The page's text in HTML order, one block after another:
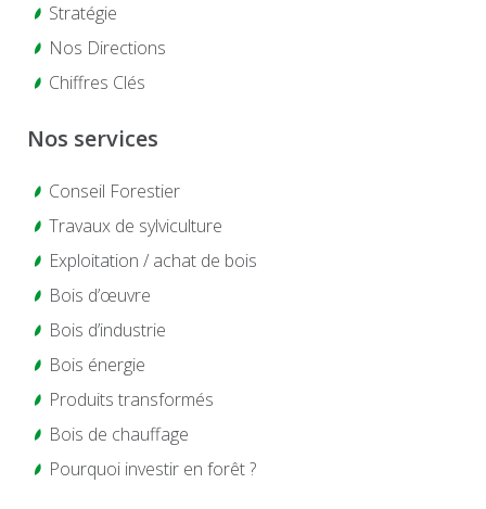
Stratégie
Nos Directions
Chiffres Clés
Nos services
Conseil Forestier
Travaux de sylviculture
Exploitation / achat de bois
Bois d’œuvre
Bois d’industrie
Bois énergie
Produits transformés
Bois de chauffage
Pourquoi investir en forêt ?